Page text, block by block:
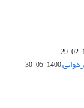
1400-05-30